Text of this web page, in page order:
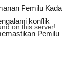
Pemilu Kada
konflik
Pemilu
on this server!